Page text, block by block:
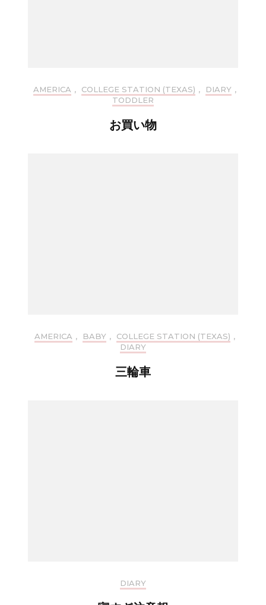
AMERICA , COLLEGE STATION (TEXAS) , DIARY ,
TODDLER
お買い物
AMERICA , BABY , COLLEGE STATION (TEXAS) ,
DIARY
三輪車
DIARY